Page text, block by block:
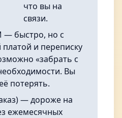
что вы на
связи.
— быстро, но с
и переписку
«забрать с
Вы
потерять.
— дороже на
ежемесячных